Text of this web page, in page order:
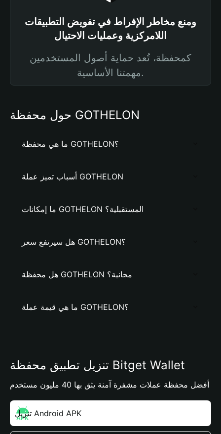
ومنع مخاطر الإفراط في تفويض التطبيقات
اللامركزية وعمليات الاحتيال
كمحفظة، تُعد حماية أصول المستخدمين
مهمتنا الأساسية.
حول محفظة GOTHELON
ما هي محفظة GOTHELON؟
أسباب تميز عملة GOTHELON
ما إمكانات GOTHELON المستقبلية؟
هل سيرتفع سعر GOTHELON؟
هل محفظة GOTHELON مجانية؟
ما هي قيمة عملة GOTHELON؟
تنزيل تطبيق محفظة Bitget Wallet
أفضل محفظة عملات مشفرة آمنة يثق بها 40 مليون مستخدم
تنزيل Android APK